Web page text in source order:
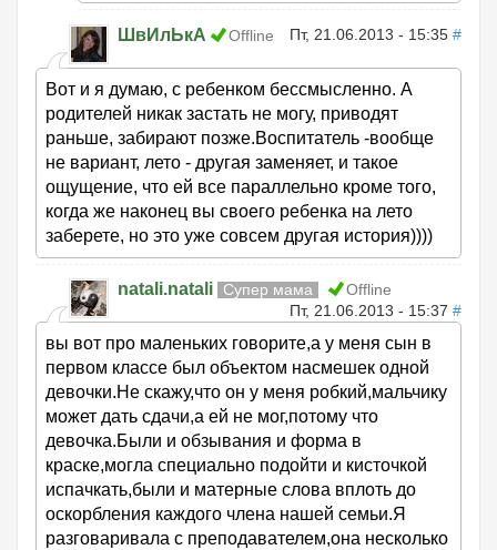
ШвИлЬкА Offline Пт, 21.06.2013 - 15:35 #
Вот и я думаю, с ребенком бессмысленно. А
родителей никак застать не могу, приводят
раньше, забирают позже.Воспитатель -вообще
не вариант, лето - другая заменяет, и такое
ощущение, что ей все параллельно кроме того,
когда же наконец вы своего ребенка на лето
заберете, но это уже совсем другая история))))
natali.natali Супер мама
Offline
Пт, 21.06.2013 - 15:37 #
вы вот про маленьких говорите,а у меня сын в
первом классе был объектом насмешек одной
девочки.Не скажу,что он у меня робкий,мальчику
может дать сдачи,а ей не мог,потому что
девочка.Были и обзывания и форма в
краске,могла специально подойти и кисточкой
испачкать,были и матерные слова вплоть до
оскорбления каждого члена нашей семьи.Я
разговаривала с преподавателем,она несколько